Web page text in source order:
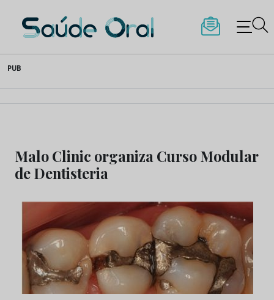
to
content
Saúde Oral
PUB
Malo Clinic organiza Curso Modular
de Dentisteria